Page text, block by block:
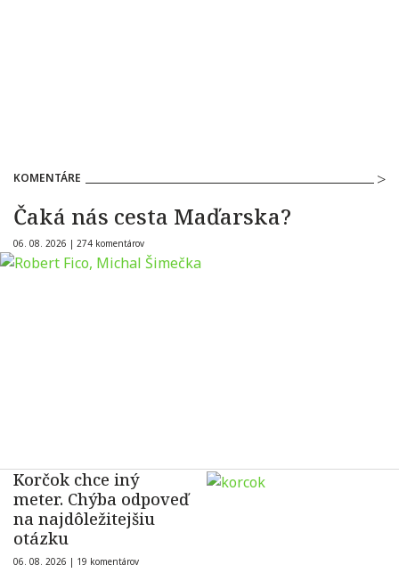
KOMENTÁRE
Čaká nás cesta Maďarska?
06. 08. 2026 | 274 komentárov
Korčok chce iný
meter. Chýba odpoveď
na najdôležitejšiu
otázku
06. 08. 2026 | 19 komentárov